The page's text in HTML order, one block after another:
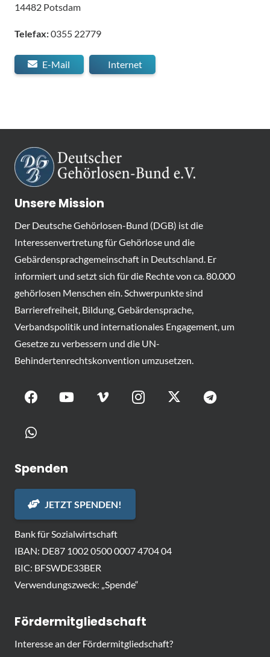
14482 Potsdam
Telefax:0355 22779
E-Mail Internet
Unsere Mission
Der Deutsche Gehörlosen-Bund (DGB) ist die
Interessenvertretung für Gehörlose und die
Gebärdensprachgemeinschaft in Deutschland. Er
informiert und setzt sich für die Rechte von ca. 80.000
gehörlosen Menschen ein. Schwerpunkte sind
Barrierefreiheit, Bildung, Gebärdensprache,
Verbandspolitik und internationales Engagement, um
Gesetze zu verbessern und die UN-
Behindertenrechtskonvention umzusetzen.
Spenden
JETZT SPENDEN!
Bank für Sozialwirtschaft
IBAN: DE87 1002 0500 0007 4704 04
BIC: BFSWDE33BER
Verwendungszweck: „Spende“
Fördermitgliedschaft
Interesse an der Fördermitgliedschaft?